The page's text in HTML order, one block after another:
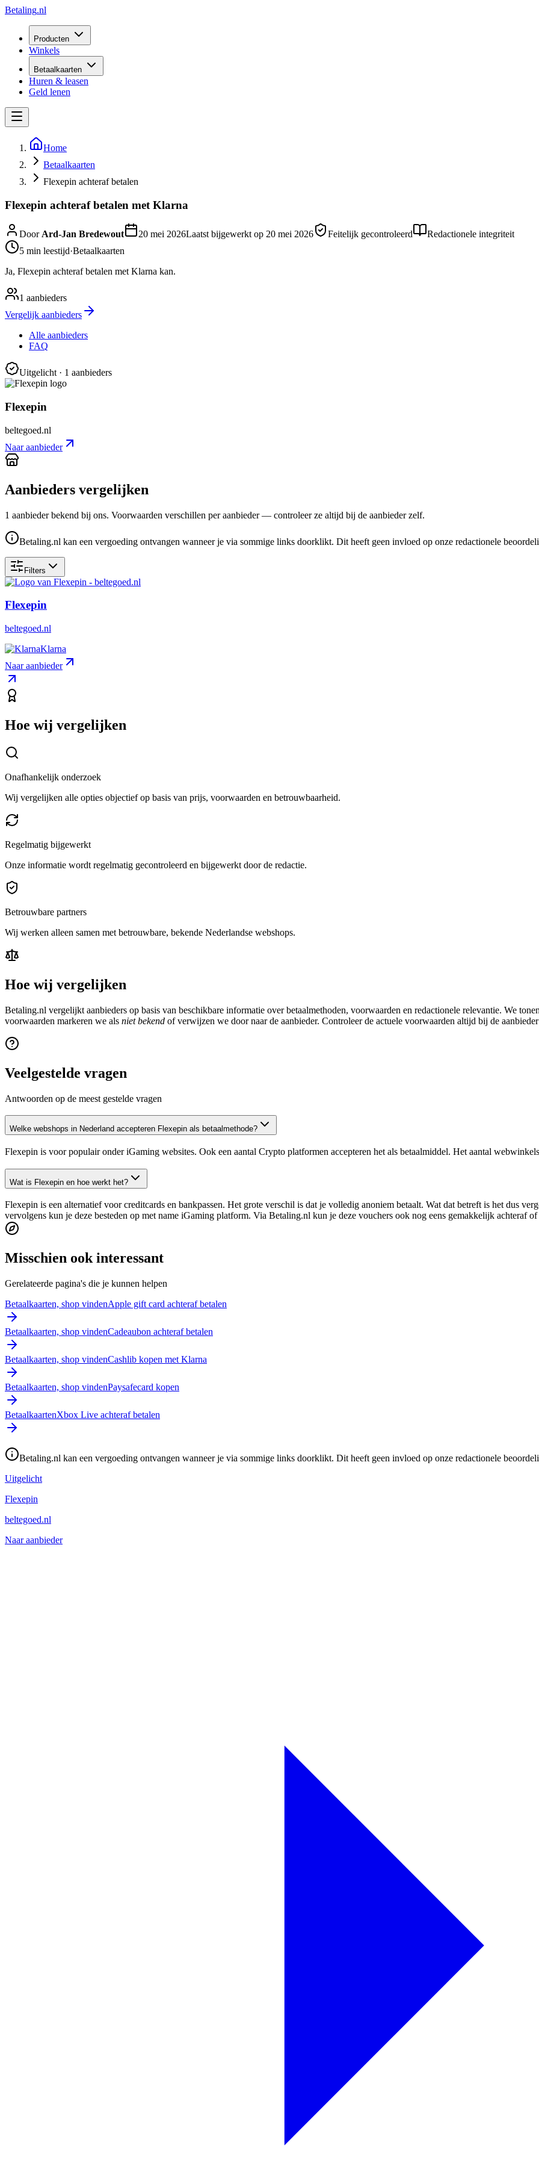
Betaling.nl
Producten
Winkels
Betaalkaarten
Huren & leasen
Geld lenen
Home
Betaalkaarten
Flexepin achteraf betalen
Flexepin achteraf betalen met Klarna
DoorArd-Jan Bredewout 20 mei 2026Laatst bijgewerkt op 20 mei 2026 Feitelijk gecontroleerd
Redactionele integriteit
5 min leestijd·Betaalkaarten
Ja, Flexepin achteraf betalen met Klarna kan.
1 aanbieders
Vergelijk aanbieders
Alle aanbieders
FAQ
Uitgelicht· 1 aanbieders
Flexepin
beltegoed.nl
Naar aanbieder
Aanbieders vergelijken
1 aanbiederbekend bij ons. Voorwaarden verschillen per aanbieder — controleer ze altijd bij de aanbieder zelf.
Betaling.nl kan een vergoeding ontvangen wanneer je via sommige links doorklikt. Dit heeft geen invloed op onze redactionele
Filters
Flexepin
beltegoed.nl
Klarna
Naar aanbieder
Hoe wij vergelijken
Onafhankelijk onderzoek
Wij vergelijken alle opties objectief op basis van prijs, voorwaarden en betrouwbaarheid.
Regelmatig bijgewerkt
Onze informatie wordt regelmatig gecontroleerd en bijgewerkt door de redactie.
Betrouwbare partners
Wij werken alleen samen met betrouwbare, bekende Nederlandse webshops.
Hoe wij vergelijken
Betaling.nl vergelijkt aanbieders op basis van beschikbare informatie over betaalmethoden, voorwaarden en redactionele relevantie. We
voorwaarden markeren we als niet bekend of verwijzen we door naar de aanbieder. Controleer de actuele voorwaarden altijd bij de
Veelgestelde vragen
Antwoorden op de meest gestelde vragen
Welke webshops in Nederland accepteren Flexepin als betaalmethode?
Flexepin is voor populair onder iGaming websites. Ook een aantal Crypto platformen accepteren het als betaalmiddel. Het aantal
Wat is Flexepin en hoe werkt het?
Flexepin is een alternatief voor creditcards en bankpassen. Het grote verschil is dat je volledig anoniem betaalt. Wat dat betreft is het dus
vervolgens kun je deze besteden op met name iGaming platform. Via Betaling.nl kun je deze vouchers ook nog eens gemakkelijk achteraf
Misschien ook interessant
Gerelateerde pagina's die je kunnen helpen
Betaalkaarten, shop vindenApple gift card achteraf betalen
Betaalkaarten, shop vindenCadeaubon achteraf betalen
Betaalkaarten, shop vindenCashlib kopen met Klarna
Betaalkaarten, shop vindenPaysafecard kopen
BetaalkaartenXbox Live achteraf betalen
Betaling.nl kan een vergoeding ontvangen wanneer je via sommige links doorklikt. Dit heeft geen invloed op onze redactionele
Uitgelicht
Flexepin
beltegoed.nl
Naar aanbieder